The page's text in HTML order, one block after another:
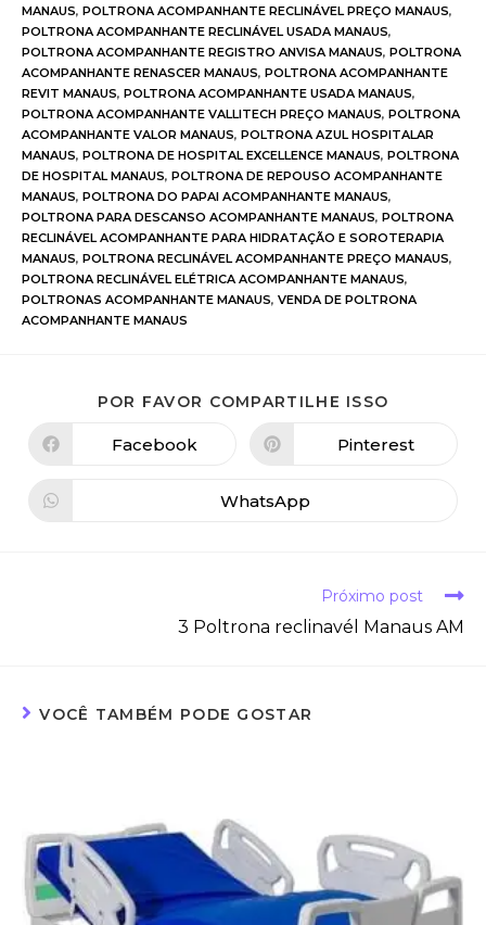
MANAUS, POLTRONA ACOMPANHANTE RECLINÁVEL PREÇO MANAUS,
POLTRONA ACOMPANHANTE RECLINÁVEL USADA MANAUS,
POLTRONA ACOMPANHANTE REGISTRO ANVISA MANAUS, POLTRONA
ACOMPANHANTE RENASCER MANAUS, POLTRONA ACOMPANHANTE
REVIT MANAUS, POLTRONA ACOMPANHANTE USADA MANAUS,
POLTRONA ACOMPANHANTE VALLITECH PREÇO MANAUS, POLTRONA
ACOMPANHANTE VALOR MANAUS, POLTRONA AZUL HOSPITALAR
MANAUS, POLTRONA DE HOSPITAL EXCELLENCE MANAUS, POLTRONA
DE HOSPITAL MANAUS, POLTRONA DE REPOUSO ACOMPANHANTE
MANAUS, POLTRONA DO PAPAI ACOMPANHANTE MANAUS,
POLTRONA PARA DESCANSO ACOMPANHANTE MANAUS, POLTRONA
RECLINÁVEL ACOMPANHANTE PARA HIDRATAÇÃO E SOROTERAPIA
MANAUS, POLTRONA RECLINÁVEL ACOMPANHANTE PREÇO MANAUS,
POLTRONA RECLINÁVEL ELÉTRICA ACOMPANHANTE MANAUS,
POLTRONAS ACOMPANHANTE MANAUS, VENDA DE POLTRONA
ACOMPANHANTE MANAUS
POR FAVOR COMPARTILHE ISSO
Facebook Pinterest
WhatsApp
Próximo post
3 Poltrona reclinavél Manaus AM
VOCÊ TAMBÉM PODE GOSTAR